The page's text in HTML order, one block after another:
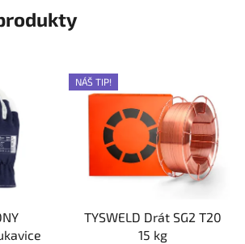
NÁŠ TIP!
TYSWELD Drát SG2 T20
15 kg